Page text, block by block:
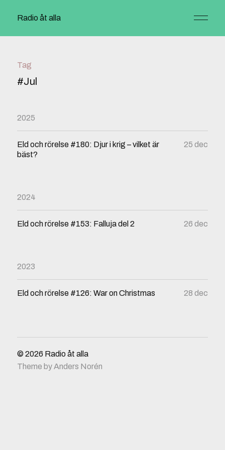
Radio åt alla
Tag
#Jul
2025
Eld och rörelse #180: Djur i krig – vilket är
bäst?
25 dec
2024
Eld och rörelse #153: Falluja del 2 26 dec
2023
Eld och rörelse #126: War on Christmas 28 dec
© 2026 Radio åt alla
Theme byAnders Norén